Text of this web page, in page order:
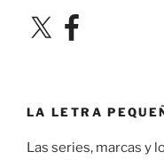
X Facebook
LA LETRA
Las series, marcas y